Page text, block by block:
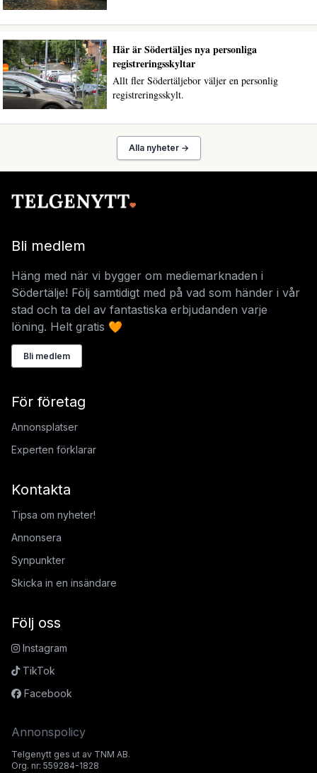
Här är Södertäljes nya personliga
registreringsskyltar
Allt fler Södertäljebor väljer en personlig
registreringsskylt.
Alla nyheter →
Bli medlem
Häng med när vi bygger om mediemarknaden i
Södertälje! Följ samtidigt med på vad som händer i vår
stad och ta del av fantastiska erbjudanden varje
löning. Helt gratis 🧡
Bli medlem
För företag
Annonsplatser
Experten förklarar
Kontakta
Tipsa om nyheter!
Annonsera
Synpunkter
Skicka in en insändare
Följ oss
Instagram
TikTok
Facebook
Annonspolicy
Telgenytt ges ut av TNM AB.
Org. nr: 559284-1828